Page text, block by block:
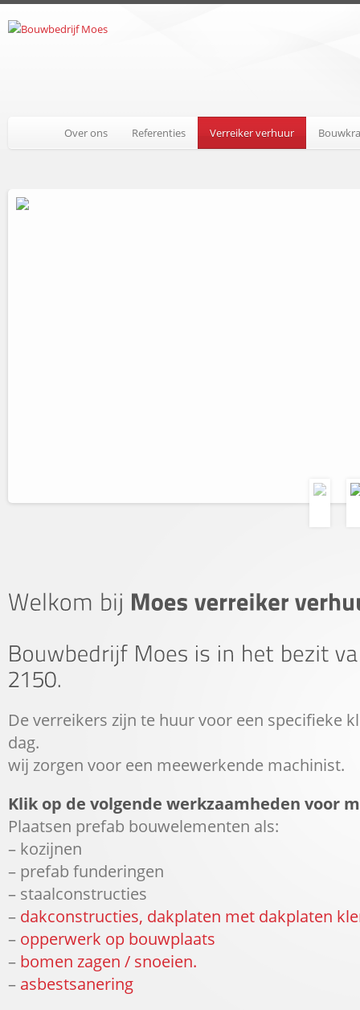
Over ons Referenties Verreiker verhuur
De verreikers zijn te huur voor een specifieke
dag.
wij zorgen voor een meewerkende machinist.
Klik op de volgende werkzaamheden voor
Plaatsen prefab bouwelementen als:
– kozijnen
– prefab funderingen
– staalconstructies
– dakconstructies, dakplaten met dakplaten
– opperwerk op bouwplaats
– bomen zagen / snoeien.
– asbestsanering